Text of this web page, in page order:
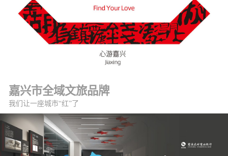
嘉兴市全域文旅品牌
我们让一座城市“红”了